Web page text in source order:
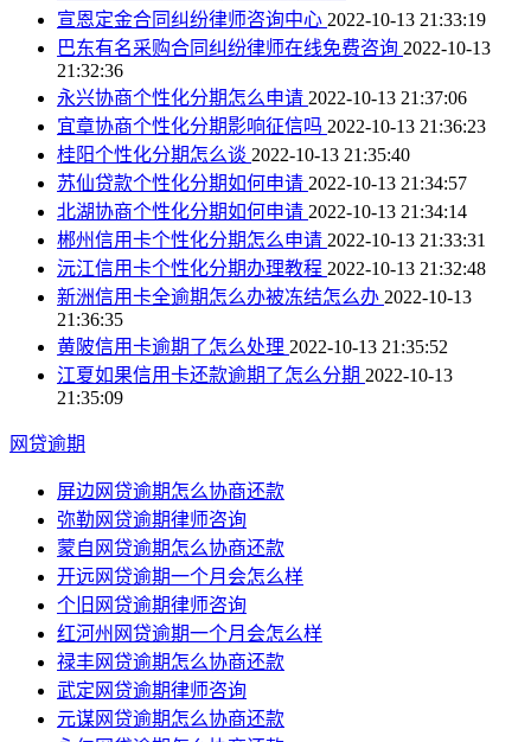
宣恩定金合同纠纷律师咨询中心 2022-10-13 21:33:19
巴东有名采购合同纠纷律师在线免费咨询 2022-10-13
21:32:36
永兴协商个性化分期怎么申请 2022-10-13 21:37:06
宜章协商个性化分期影响征信吗 2022-10-13 21:36:23
桂阳个性化分期怎么谈 2022-10-13 21:35:40
苏仙贷款个性化分期如何申请 2022-10-13 21:34:57
北湖协商个性化分期如何申请 2022-10-13 21:34:14
郴州信用卡个性化分期怎么申请 2022-10-13 21:33:31
沅江信用卡个性化分期办理教程 2022-10-13 21:32:48
新洲信用卡全逾期怎么办被冻结怎么办 2022-10-13
21:36:35
黄陂信用卡逾期了怎么处理 2022-10-13 21:35:52
江夏如果信用卡还款逾期了怎么分期 2022-10-13
21:35:09
网贷逾期
屏边网贷逾期怎么协商还款
弥勒网贷逾期律师咨询
蒙自网贷逾期怎么协商还款
开远网贷逾期一个月会怎么样
个旧网贷逾期律师咨询
红河州网贷逾期一个月会怎么样
禄丰网贷逾期怎么协商还款
武定网贷逾期律师咨询
元谋网贷逾期怎么协商还款